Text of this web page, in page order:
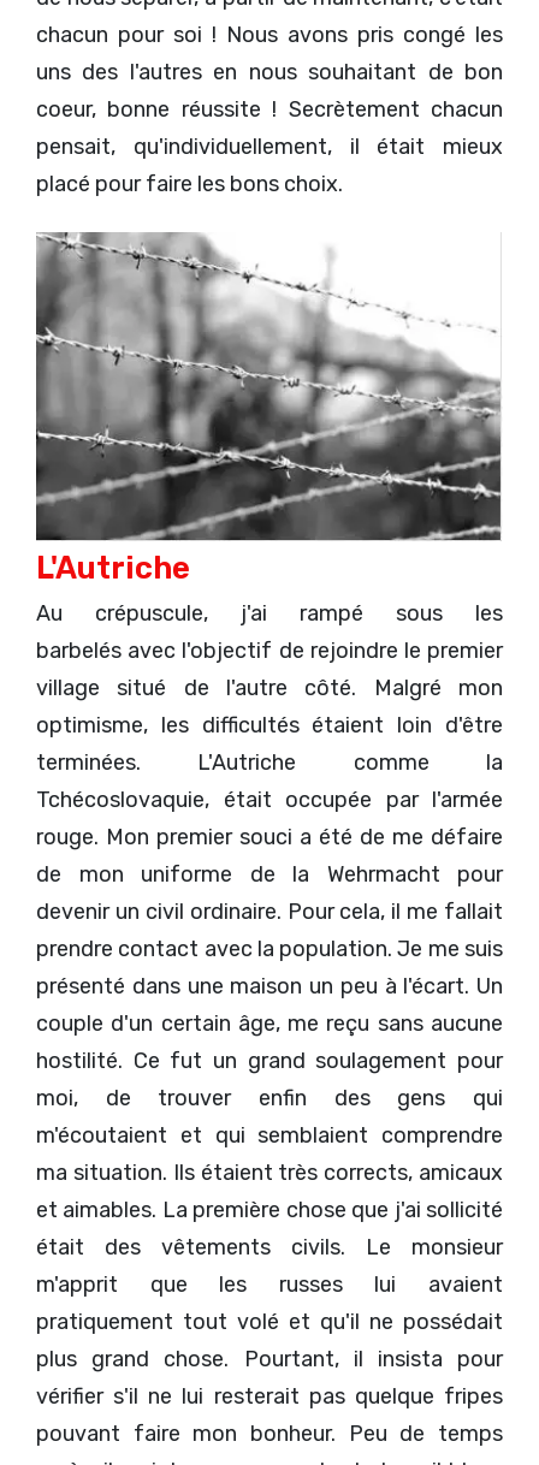
chacun pour soi ! Nous avons pris congé les
uns des l'autres en nous souhaitant de bon
coeur, bonne réussite ! Secrètement chacun
pensait, qu'individuellement, il était mieux
placé pour faire les bons choix.
L'Autriche
Au crépuscule, j'ai rampé sous les
barbelés avec l'objectif de rejoindre le premier
village situé de l'autre côté. Malgré mon
optimisme, les difficultés étaient loin d'être
terminées. L'Autriche comme la
Tchécoslovaquie, était occupée par l'armée
rouge. Mon premier souci a été de me défaire
de mon uniforme de la Wehrmacht pour
devenir un civil ordinaire. Pour cela, il me fallait
prendre contact avec la population. Je me suis
présenté dans une maison un peu à l'écart. Un
couple d'un certain âge, me reçu sans aucune
hostilité. Ce fut un grand soulagement pour
moi, de trouver enfin des gens qui
m'écoutaient et qui semblaient comprendre
ma situation. Ils étaient très corrects, amicaux
et aimables. La première chose que j'ai sollicité
était des vêtements civils. Le monsieur
m'apprit que les russes lui avaient
pratiquement tout volé et qu'il ne possédait
plus grand chose. Pourtant, il insista pour
vérifier s'il ne lui resterait pas quelque fripes
pouvant faire mon bonheur. Peu de temps